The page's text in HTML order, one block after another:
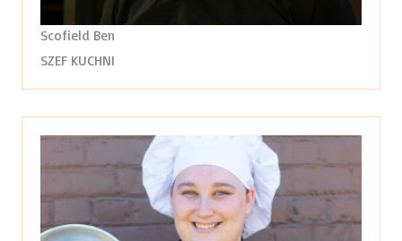
Scofield Ben
SZEF KUCHNI